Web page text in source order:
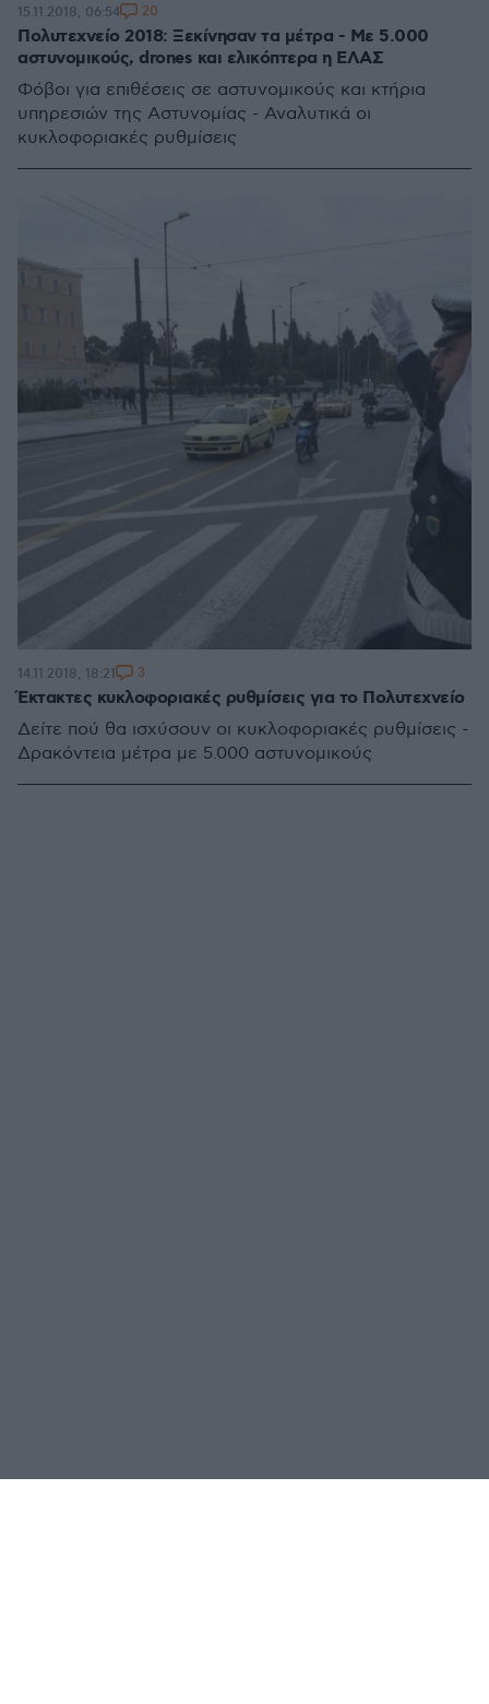
Πολυτεχνείο 2018: Ξεκίνησαν τα μέτρα - Με 5.000
αστυνομικούς, drones και ελικόπτερα η ΕΛΑΣ
Φόβοι για επιθέσεις σε αστυνομικούς και κτήρια
υπηρεσιών της Αστυνομίας - Αναλυτικά οι
κυκλοφοριακές ρυθμίσεις
15.11.2018, 06:54 20
Έκτακτες κυκλοφοριακές ρυθμίσεις για το Πολυτεχνείο
Δείτε πού θα ισχύσουν οι κυκλοφοριακές ρυθμίσεις -
Δρακόντεια μέτρα με 5.000 αστυνομικούς
14.11.2018, 18:21 3